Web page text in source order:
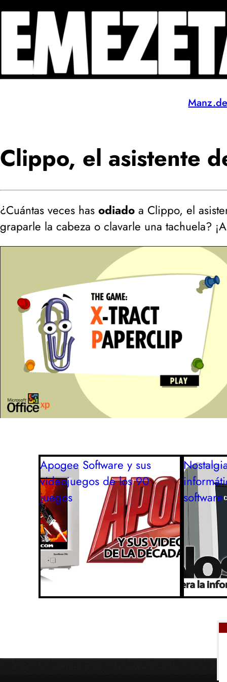
Clippo, el asistente
¿Cuántas veces has odiado a Clippo, el
graparle la cabeza o clavarle una tachuela?
Apogee Software y sus
videojuegos de los 90
juegos
software